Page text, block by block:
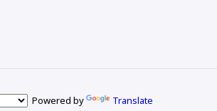
Powered by
Translate